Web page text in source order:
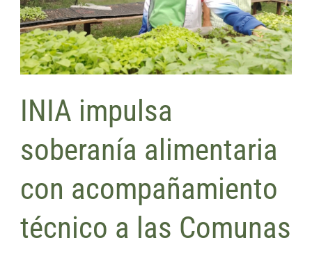
INIA impulsa
soberanía alimentaria
con acompañamiento
técnico a las Comunas
con
acompañamiento
técnico
a
Comunas